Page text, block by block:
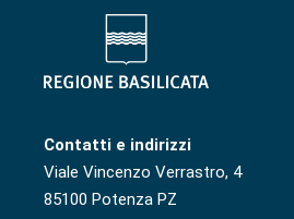
Contatti e indirizzi
Viale Vincenzo Verrastro, 4
85100 Potenza PZ